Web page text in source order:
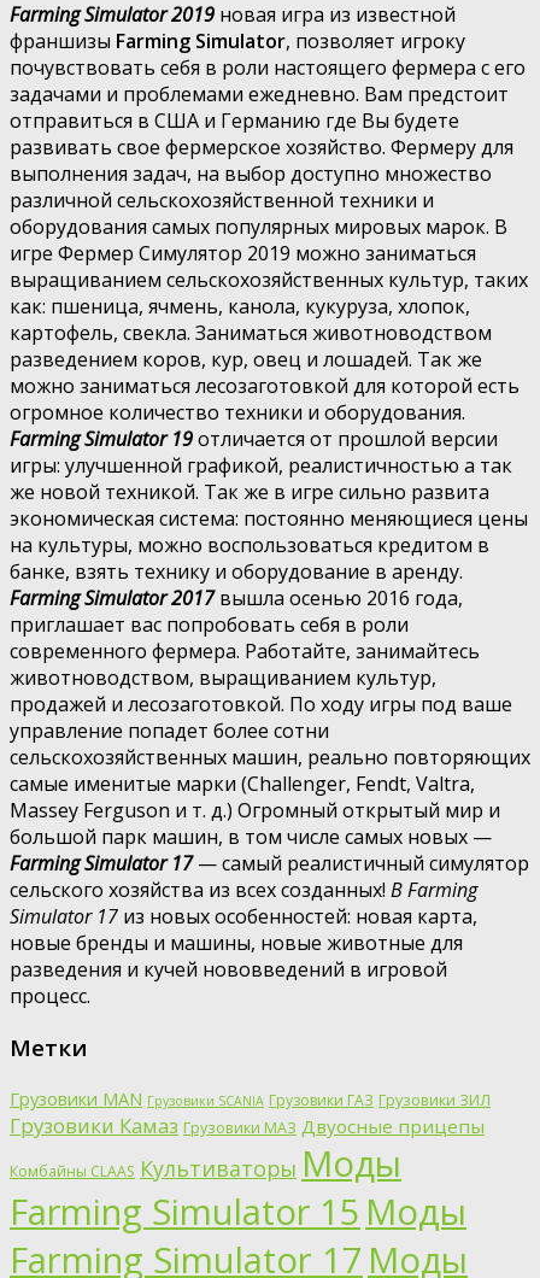
Farming Simulator 2019 новая игра из известной
франшизы Farming Simulator, позволяет игроку
почувствовать себя в роли настоящего фермера с его
задачами и проблемами ежедневно. Вам предстоит
отправиться в США и Германию где Вы будете
развивать свое фермерское хозяйство. Фермеру для
выполнения задач, на выбор доступно множество
различной сельскохозяйственной техники и
оборудования самых популярных мировых марок. В
игре Фермер Симулятор 2019 можно заниматься
выращиванием сельскохозяйственных культур, таких
как: пшеница, ячмень, канола, кукуруза, хлопок,
картофель, свекла. Заниматься животноводством
разведением коров, кур, овец и лошадей. Так же
можно заниматься лесозаготовкой для которой есть
огромное количество техники и оборудования.
Farming Simulator 19отличается от прошлой версии
игры: улучшенной графикой, реалистичностью а так
же новой техникой. Так же в игре сильно развита
экономическая система: постоянно меняющиеся цены
на культуры, можно воспользоваться кредитом в
банке, взять технику и оборудование в аренду.
Farming Simulator 2017вышла осенью 2016 года,
приглашает вас попробовать себя в роли
современного фермера. Работайте, занимайтесь
животноводством, выращиванием культур,
продажей и лесозаготовкой. По ходу игры под ваше
управление попадет более сотни
сельскохозяйственных машин, реально повторяющих
самые именитые марки (Challenger, Fendt, Valtra,
Massey Ferguson и т. д.) Огромный открытый мир и
большой парк машин, в том числе самых новых —
Farming Simulator 17 — самый реалистичный симулятор
сельского хозяйства из всех созданных! В Farming
Simulator 17 из новых особенностей: новая карта,
новые бренды и машины, новые животные для
разведения и кучей нововведений в игровой
процесс.
Метки
Грузовики MAN Грузовики SCANIA Грузовики ГАЗ Грузовики ЗИЛ
Грузовики Камаз Грузовики МАЗ Двуосные прицепы
Комбайны CLAAS Культиваторы Моды
Farming Simulator 15 Моды
Farming Simulator 17 Моды